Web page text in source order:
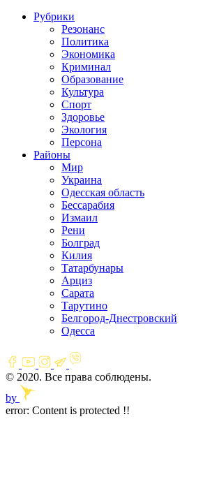
Рубрики
Резонанс
Политика
Экономика
Криминал
Образование
Культура
Спорт
Здоровье
Экология
Персона
Районы
Мир
Украина
Одесская область
Бессарабия
Измаил
Рени
Болград
Килия
Татарбунары
Арциз
Сарата
Тарутино
Белгород-Днестровский
Одесса
© 2020. Все права соблюдены.
by
error: Content is protected !!